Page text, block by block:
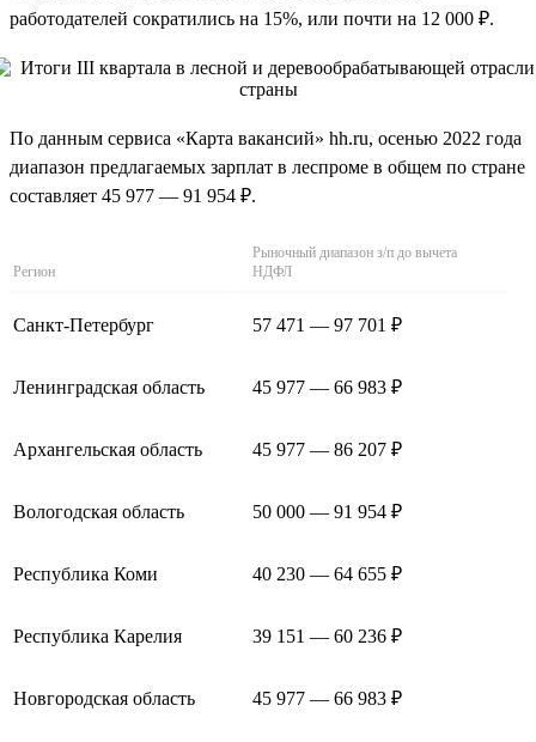
работодателей сократились на 15%, или почти на 12 000 ₽.
По данным сервиса «Карта вакансий» hh.ru, осенью 2022 года
диапазон предлагаемых зарплат в леспроме в общем по стране
составляет 45 977 — 91 954 ₽.
Регион
Рыночный диапазон з/п до вычета
НДФЛ
Санкт-Петербург 57 471 — 97 701 ₽
Ленинградская область 45 977 — 66 983 ₽
Архангельская область 45 977 — 86 207 ₽
Вологодская область 50 000 — 91 954 ₽
Республика Коми 40 230 — 64 655 ₽
Республика Карелия 39 151 — 60 236 ₽
Новгородская область 45 977 — 66 983 ₽